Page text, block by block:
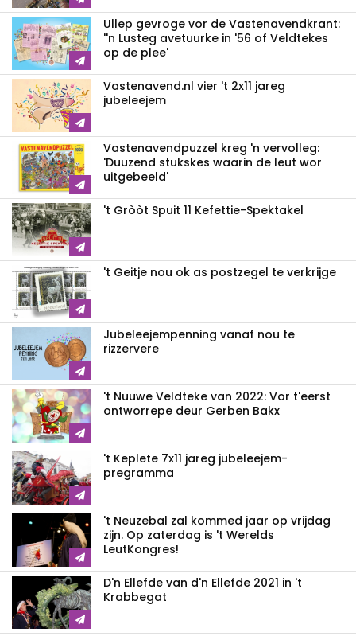
Ullep gevroge vor de Vastenavend­krant:
''n Lusteg avetuurke in '56 of Veldtekes
op de plee'
Vastenavend.nl vier 't 2x11 jareg
jubeleejem
Vastenavendpuzzel kreg 'n vervolleg:
'Duuzend stukskes waarin de leut wor
uitgebeeld'
't Gròòt Spuit 11 Kefettie-Spektakel
't Geitje nou ok as postzegel te verkrijge
Jubeleejempenning vanaf nou te
rizzervere
't Nuuwe Veldteke van 2022: Vor t'eerst
ontworrepe deur Gerben Bakx
't Keplete 7x11 jareg jubeleejem-
pregramma
't Neuzebal zal kommed jaar op vrijdag
zijn. Op zaterdag is 't Werelds
LeutKongres!
D'n Ellefde van d'n Ellefde 2021 in 't
Krabbegat